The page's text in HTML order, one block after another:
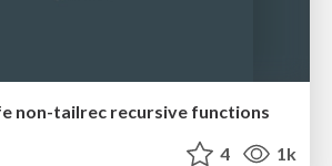
non-tailrec recursive functions
4 1k